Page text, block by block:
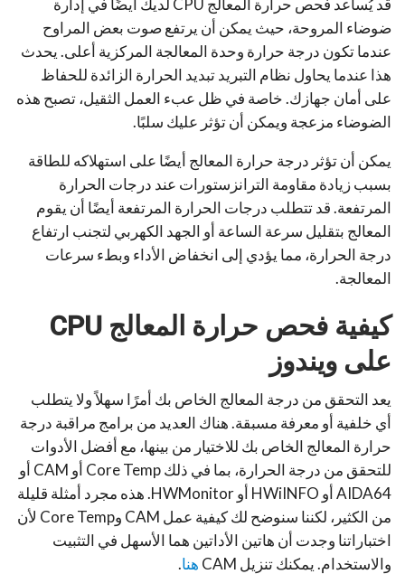
ضوضاء المروحة، حيث يمكن أن يرتفع صوت بعض المراوح
عندما تكون درجة حرارة وحدة المعالجة المركزية أعلى. يحدث
هذا عندما يحاول نظام التبريد تبديد الحرارة الزائدة للحفاظ
على أمان جهازك. خاصة في ظل عبء العمل الثقيل، تصبح هذه
الضوضاء مزعجة ويمكن أن تؤثر عليك سلبًا.
يمكن أن تؤثر درجة حرارة المعالج أيضًا على استهلاكه للطاقة
بسبب زيادة مقاومة الترانزستورات عند درجات الحرارة
المرتفعة. قد تتطلب درجات الحرارة المرتفعة أيضًا أن يقوم
المعالج بتقليل سرعة الساعة أو الجهد الكهربي لتجنب ارتفاع
درجة الحرارة، مما يؤدي إلى انخفاض الأداء وبطء سرعات
المعالجة.
كيفية فحص حرارة المعالج CPU
على ويندوز
يعد التحقق من درجة المعالج الخاص بك أمرًا سهلاً ولا يتطلب
أي خلفية أو معرفة مسبقة. هناك العديد من برامج مراقبة درجة
حرارة المعالج الخاص بك للاختيار من بينها، مع أفضل الأدوات
للتحقق من درجة الحرارة، بما في ذلك Core Temp أو CAM أو
AIDA64 أو HWiINFO أو HWMonitor. هذه مجرد أمثلة قليلة
من الكثير، لكننا سنوضح لك كيفية عمل CAM وCore Temp لأن
اختباراتنا وجدت أن هاتين الأداتين هما الأسهل في التثبيت
والاستخدام. يمكنك تنزيل CAM
هنا.